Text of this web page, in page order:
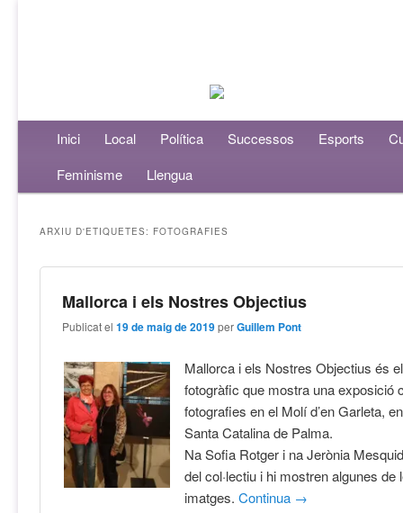
Menú principalAneu al contingut principal
Aneu al contingut secundari
Inici Local Política Successos Esports
Feminisme
Llengua
ARXIU D'ETIQUETES: FOTOGRAFIES
Mallorca i els Nostres Objectius
Publicat el19 de maig de 2019 perGuillem Pont
Mallorca i els Nostres Objectius és
fotogràfic que mostra una exposició
fotografies en el Molí d’en Garleta,
Santa Catalina de Palma.
Na Sofia Rotger i na Jerònia
del col·lectiu i hi mostren algunes de
imatges.Continua →